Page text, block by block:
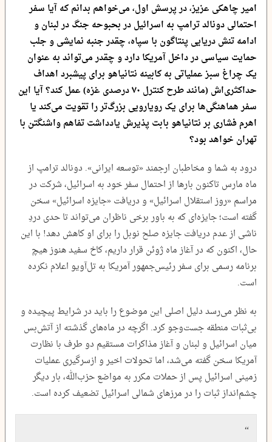
امیر چاهکی عزیز، در پرسش اول، می‌خواهم بدانم که آیا سفر
احتمالی دونالد ترامپ به اسرائیل در بحبوحه جنگ در لبنان و
ادامه تنش دریایی پنتاگون با سپاه، چقدر جنبه نمایشی و جلب
حمایت سیاسی در داخل آمریکا دارد و چقدر می‌تواند به عنوان
یک چراغ سبز عملیاتی به کابینه نتانیاهو برای پیشبرد اهداف
حداکثری‌اش (مانند طرح کنترل ۷۰ درصدی غزه) عمل کند؟ آیا این
سفر هماهنگی‌ها برای یک رویارویی بزرگ‌تر را تقویت می‌کند یا
اهرم فشاری بر نتانیاهو بابت پذیرش یادداشت تفاهم واشنگتن با
تهران خواهد بود؟
درود به شما و مخاطبان ارجمند «توسعه ایرانی». دونالد ترامپ از
ماه مارس تاکنون بارها از احتمال سفر خود به اسرائیل، شرکت در
مراسم «روز استقلال اسرائیل» و دریافت «جایزه اسرائیل» سخن
گفته است؛ جایزه‌ای که به باور برخی ناظران می‌تواند تا حدی دردِ
ناشی از عدم دریافت جایزه صلح نوبل را برای او کاهش دهد! با این
حال، اکنون که در آغاز ماه ژوئن قرار داریم، کاخ سفید هنوز هیچ
برنامه رسمی برای سفر رئیس‌جمهور آمریکا به تل‌آویو اعلام نکرده
است.
به نظر می‌رسد دلیل اصلی این موضوع را باید در شرایط پیچیده و
بی‌ثبات منطقه جست‌وجو کرد. اگرچه در ماه‌های گذشته از آتش‌بس
میان اسرائیل و لبنان و آغاز مذاکرات مستقیم دو طرف با نظارت
آمریکا سخن گفته می‌شد، اما تحولات اخیر و ازسرگیری عملیات
زمینی اسرائیل پس از حملات مکرر به مواضع حزب‌الله، بار دیگر
چشم‌انداز ثبات را در مرزهای شمالی اسرائیل تضعیف کرده است.